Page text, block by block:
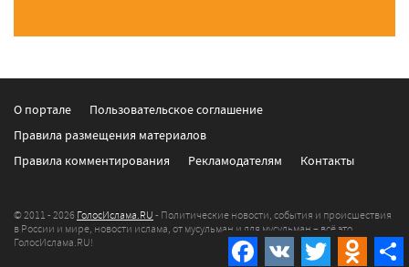
Facebook
VK Twitter
О портале
Пользовательское соглашение
Правила размещения материалов
Правила комментирования
Рекламодателям Контакты
© 2011 - 2026 ГолосИслама.RU - Политические новости, события и происшествия
в России и мире, новости ислама, от мусульман и для мусульман – всё это
ГолосИслама.RU!